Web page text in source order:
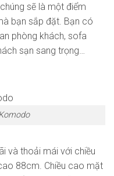
sẽ là một điểm
bạn sắp đặt. Bạn có
phòng khách, sofa
sạn sang trọng…
và thoải mái với chiều
88cm. Chiều cao mặt